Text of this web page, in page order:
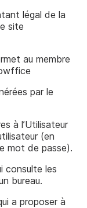
légal de la
site
au membre
par le
à l’Utilisateur
(en
mot de passe).
consulte les
bureau.
a proposer à